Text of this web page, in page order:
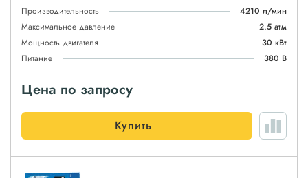
Производительность
4210 л/мин
Максимальное давление
2.5 атм
Мощность двигателя
30 кВт
Питание
380 В
Цена по запросу
Купить